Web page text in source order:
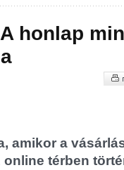
honlap
amikor a
online térben